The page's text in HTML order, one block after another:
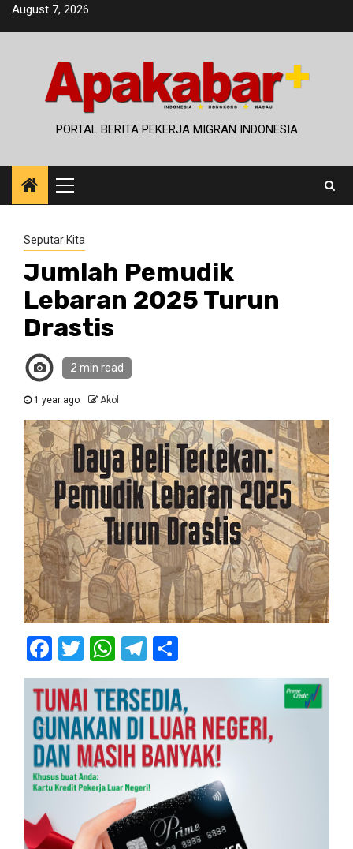
SkipAugust 7, 2026
PORTAL BERITA PEKERJA MIGRAN INDONESIA
Primary
Menu
Seputar Kita
Jumlah Pemudik
Lebaran 2025 Turun
Drastis
2 min read
1 year ago Akol
Facebook
Twitter
WhatsApp
Telegram